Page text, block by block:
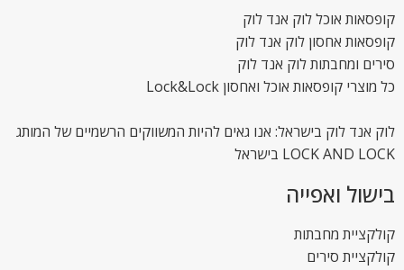
קופסאות אוכל לוק אנד לוק
קופסאות אחסון לוק אנד לוק
סירים ומחבתות לוק אנד לוק
כל מוצרי קופסאות אוכל ואחסון Lock&Lock
לוק אנד לוק בישראל: אנו גאים להיות המשווקים הרשמיים של המותג
LOCK AND LOCK בישראל
בישול ואפייה
קולקציית מחבתות
קולקציית סירים